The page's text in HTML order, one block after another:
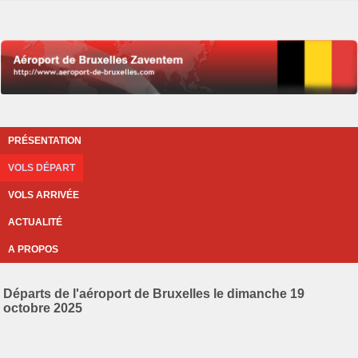
PRÉSENTATION
VOLS DÉPART
VOLS ARRIVÉE
ACTUALITÉ
A PROPOS
Départs de l'aéroport de Bruxelles le dimanche 19
octobre 2025